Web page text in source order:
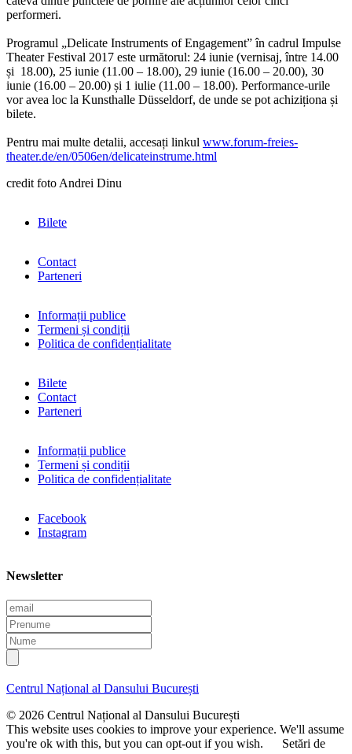
performeri.
Programul „Delicate Instruments of Engagement” în cadrul Impulse
Theater Festival 2017 este următorul: 24 iunie (vernisaj, între 14.00
și 18.00), 25 iunie (11.00 – 18.00), 29 iunie (16.00 – 20.00), 30
iunie (16.00 – 20.00) și 1 iulie (11.00 – 18.00). Performance-urile
vor avea loc la Kunsthalle Düsseldorf, de unde se pot achiziționa și
bilete.
Pentru mai multe detalii, accesați linkul www.forum-freies-
theater.de/en/0506en/delicateinstrume.html
credit foto Andrei Dinu
Bilete
Contact
Parteneri
Informații publice
Termeni și condiții
Politica de confidențialitate
Bilete
Contact
Parteneri
Informații publice
Termeni și condiții
Politica de confidențialitate
Facebook
Instagram
Newsletter
E
m
a
i
l
P
r
e
n
m
N
u
m
e
Centrul Național al Dansului București
© 2026 Centrul Național al Dansului București
This website uses cookies to improve your experience. We'll assume
you're ok with this, but you can opt-out if you wish.
Setări de